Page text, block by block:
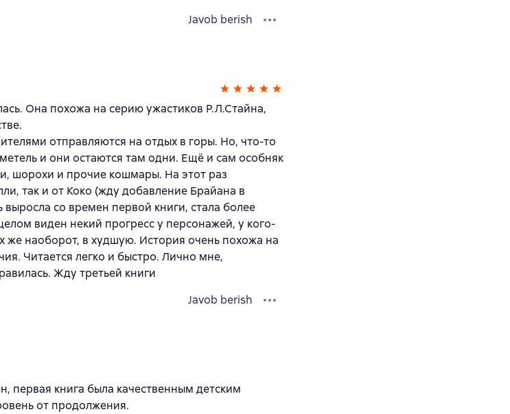
Javob berish
Она похожа на серию ужастиков Р.Л.Стайна,
отправляются на отдых в горы. Но, что-то
и они остаются там одни. Ещё и сам особняк
шорохи и прочие кошмары. На этот раз
так и от Коко (жду добавление Брайана в
выросла со времен первой книги, стала более
виден некий прогресс у персонажей, у кого-
же наоборот, в худшую. История очень похожа на
Читается легко и быстро. Лично мне,
Жду третьей книги
Javob berish
первая книга была качественным детским
от продолжения.